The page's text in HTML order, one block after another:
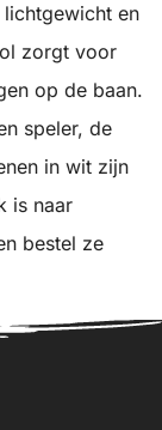
en
zorgt voor
op de baan.
speler, de
in wit zijn
is naar
bestel ze